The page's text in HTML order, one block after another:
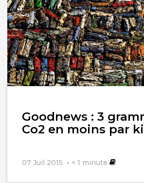
Goodnews : 3
Co2 en moins par
07 Juil 2015 < 1 minute
l'article